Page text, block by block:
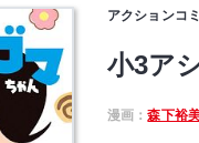
アクションコ
小3ア
漫画：森下裕